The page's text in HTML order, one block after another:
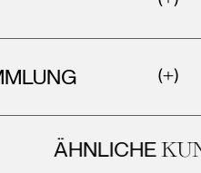
ÄHNLICHE